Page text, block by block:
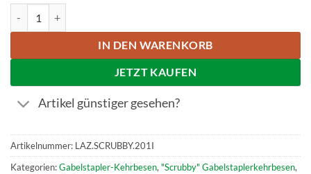
IN DEN WARENKORB
JETZT KAUFEN
Artikel günstiger gesehen?
Artikelnummer: LAZ.SCRUBBY.201I
Kategorien:Gabelstapler-Kehrbesen, "Scrubby" Gabelstaplerkehrbesen,